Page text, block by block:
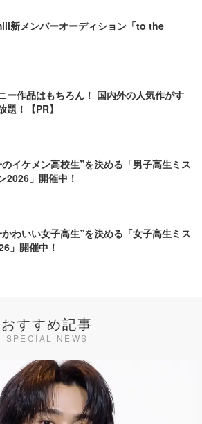
新メンバーオーディション「to the
ー作品はもちろん！ 国内外の人気作がす
題！【PR】
のイケメン高校生”を決める「男子高生ミス
2026」開催中！
かわいい女子高生”を決める「女子高生ミス
」開催中！
おすすめ記事
SPECIAL NEWS